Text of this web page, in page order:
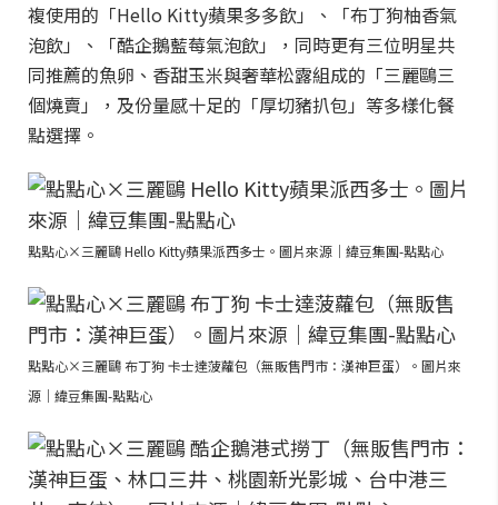
複使用的「Hello Kitty蘋果多多飲」、「布丁狗柚香氣
泡飲」、「酷企鵝藍莓氣泡飲」，同時更有三位明星共
同推薦的魚卵、香甜玉米與奢華松露組成的「三麗鷗三
個燒賣」，及份量感十足的「厚切豬扒包」等多樣化餐
點選擇。
點點心×三麗鷗 Hello Kitty蘋果派西多士。圖片來源｜緯豆集團-點點心
點點心×三麗鷗 布丁狗 卡士達菠蘿包（無販售門市：漢神巨蛋）。圖片來
源｜緯豆集團-點點心